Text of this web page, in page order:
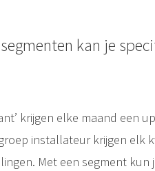
kan je
krijgen elke maand een
installateur krijgen elk
Met een segment kun